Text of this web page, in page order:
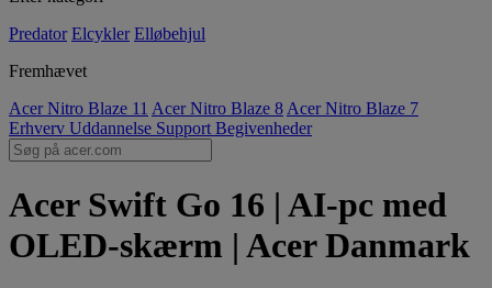
Predator Elcykler Elløbehjul
Fremhævet
Acer Nitro Blaze 11 Acer Nitro Blaze 8 Acer Nitro Blaze 7
Erhverv Uddannelse Support Begivenheder
Acer Swift Go 16 | AI-pc med
OLED-skærm | Acer Danmark